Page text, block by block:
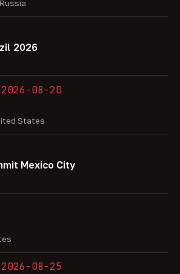
2026
08-20
States
Mexico City
08-25